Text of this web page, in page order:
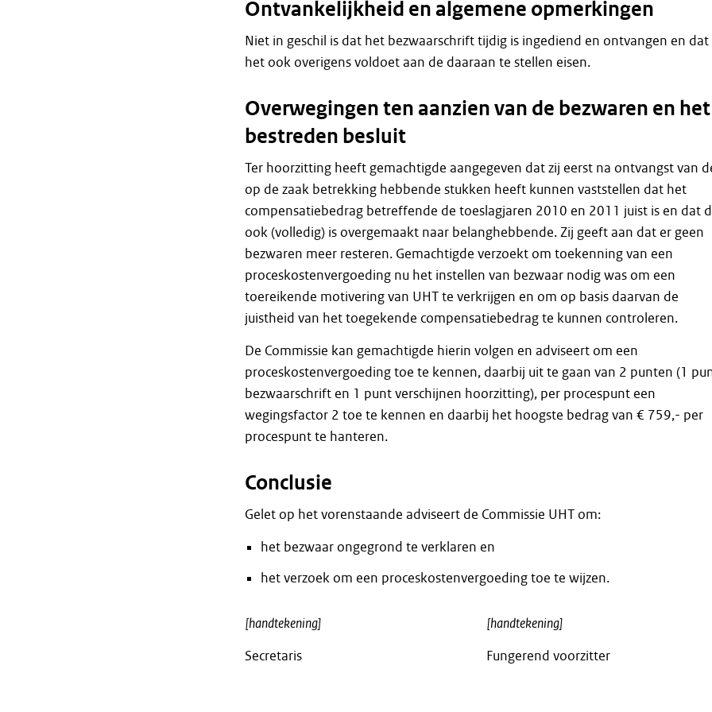
Ontvankelijkheid en algemene opmerkingen
Niet in geschil is dat het bezwaarschrift tijdig is ingediend en ontvangen en dat
het ook overigens voldoet aan de daaraan te stellen eisen.
Overwegingen ten aanzien van de bezwaren en het
bestreden besluit
Ter hoorzitting heeft gemachtigde aangegeven dat zij eerst na ontvangst van
op de zaak betrekking hebbende stukken heeft kunnen vaststellen dat het
compensatiebedrag betreffende de toeslagjaren 2010 en 2011 juist is en dat
ook (volledig) is overgemaakt naar belanghebbende. Zij geeft aan dat er geen
bezwaren meer resteren. Gemachtigde verzoekt om toekenning van een
proceskostenvergoeding nu het instellen van bezwaar nodig was om een
toereikende motivering van UHT te verkrijgen en om op basis daarvan de
juistheid van het toegekende compensatiebedrag te kunnen controleren.
De Commissie kan gemachtigde hierin volgen en adviseert om een
proceskostenvergoeding toe te kennen, daarbij uit te gaan van 2 punten (1
bezwaarschrift en 1 punt verschijnen hoorzitting), per procespunt een
wegingsfactor 2 toe te kennen en daarbij het hoogste bedrag van € 759,- per
procespunt te hanteren.
Conclusie
Gelet op het vorenstaande adviseert de Commissie UHT om:
het bezwaar ongegrond te verklaren en
het verzoek om een proceskostenvergoeding toe te wijzen.
[handtekening]
Secretaris
[handtekening]
Fungerend voorzitter